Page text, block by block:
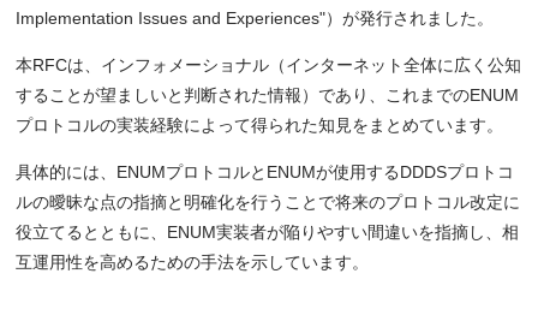
Implementation Issues and Experiences"）が発行されました。
本RFCは、インフォメーショナル（インターネット全体に広く公知
することが望ましいと判断された情報）であり、これまでのENUM
プロトコルの実装経験によって得られた知見をまとめています。
具体的には、ENUMプロトコルとENUMが使用するDDDSプロトコ
ルの曖昧な点の指摘と明確化を行うことで将来のプロトコル改定に
役立てるとともに、ENUM実装者が陥りやすい間違いを指摘し、相
互運用性を高めるための手法を示しています。